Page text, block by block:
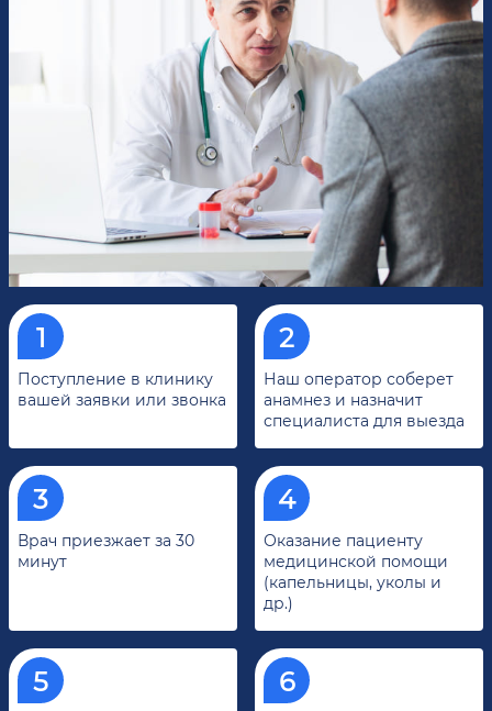
Поступление в клинику
вашей заявки или звонка
Наш оператор соберет
анамнез и назначит
специалиста для выезда
Врач приезжает за 30
минут
Оказание пациенту
медицинской помощи
(капельницы, уколы и
др.)